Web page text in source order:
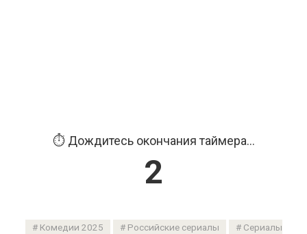
⏱️ Дождитесь окончания таймера...
1
Комедии 2025 Российские сериалы Сериалы